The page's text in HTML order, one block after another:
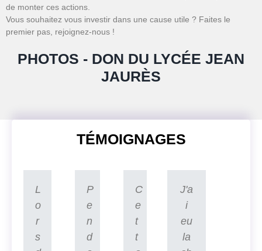
de monter ces actions.
Vous souhaitez vous investir dans une cause utile ? Faites le
premier pas, rejoignez-nous !
PHOTOS - DON DU LYCÉE JEAN
JAURÈS
TÉMOIGNAGES
L
o
r
s
P
e
n
d
C
e
t
t
J'a
i
eu
la